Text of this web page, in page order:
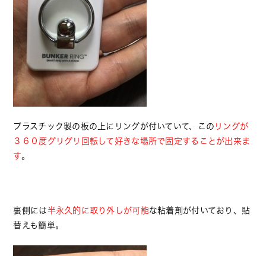
プラスチック製の板の上にリングが付いていて、この リングが
３６０度グリグリ回転して好きな場所で固定することが出来ま
す。
裏側には半永久的に取り外しが可能な粘着剤が付いており、貼
替えも簡単。